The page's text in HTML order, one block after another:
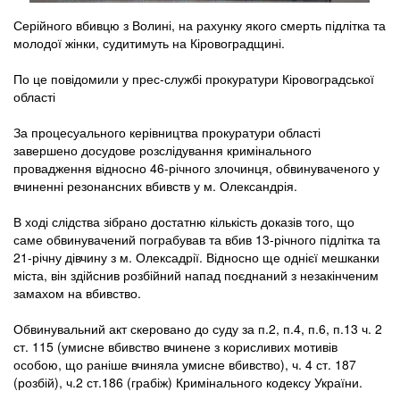
Серійного вбивцю з Волині, на рахунку якого смерть підлітка та
молодої жінки, судитимуть на Кіровоградщині.
По це повідомили у прес-службі прокуратури Кіровоградської
області
За процесуального керівництва прокуратури області
завершено досудове розслідування кримінального
провадження відносно 46-річного злочинця, обвинуваченого у
вчиненні резонансних вбивств у м. Олександрія.
В ході слідства зібрано достатню кількість доказів того, що
саме обвинувачений пограбував та вбив 13-річного підлітка та
21-річну дівчину з м. Олексадрії. Відносно ще однієї мешканки
міста, він здійснив розбійний напад поєднаний з незакінченим
замахом на вбивство.
Обвинувальний акт скеровано до суду за п.2, п.4, п.6, п.13 ч. 2
ст. 115 (умисне вбивство вчинене з корисливих мотивів
особою, що раніше вчиняла умисне вбивство), ч. 4 ст. 187
(розбій), ч.2 ст.186 (грабіж) Кримінального кодексу України.